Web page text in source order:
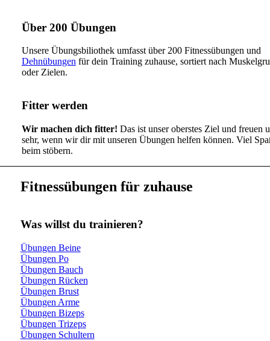
Über 200 Übungen
Unsere Übungsbiliothek umfasst über 200 Fitnessübungen und
Dehnübungenfür dein Training zuhause, sortiert nach
oder Zielen.
Fitter werden
Wir machen dich fitter! Das ist unser oberstes Ziel und freuen
sehr, wenn wir dir mit unseren Übungen helfen können. Viel
beim stöbern.
Fitnessübungen für zuhause
Was willst du trainieren?
Übungen Beine
Übungen Po
Übungen Bauch
Übungen Rücken
Übungen Brust
Übungen Arme
Übungen Bizeps
Übungen Trizeps
Übungen Schultern